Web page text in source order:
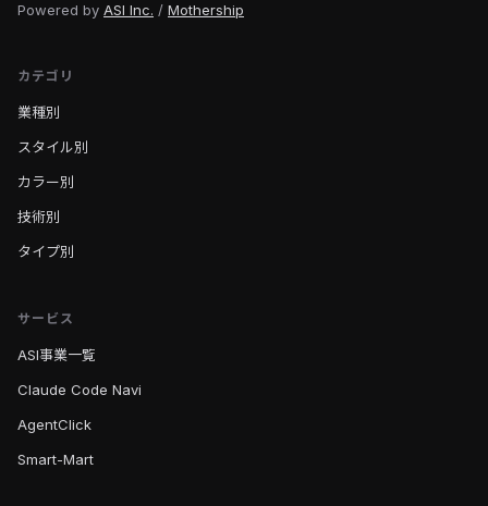
Powered by ASI Inc. / Mothership
カテゴリ
業種別
スタイル別
カラー別
技術別
タイプ別
サービス
ASI事業一覧
Claude Code Navi
AgentClick
Smart-Mart